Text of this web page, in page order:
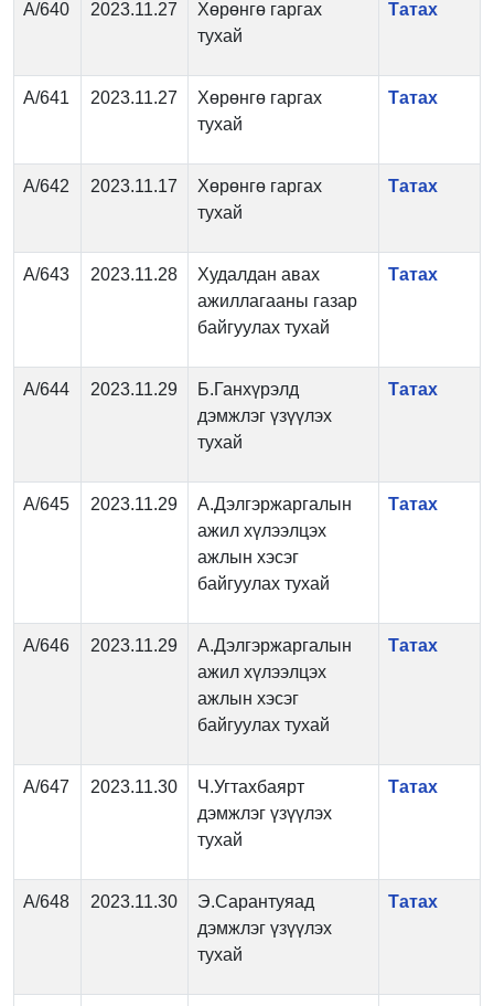
А/640 2023.11.27
Хөрөнгө гаргах
тухай
Татах
А/641 2023.11.27
Хөрөнгө гаргах
тухай
Татах
А/642 2023.11.17
Хөрөнгө гаргах
тухай
Татах
А/643 2023.11.28
Худалдан авах
ажиллагааны газар
байгуулах тухай
Татах
А/644 2023.11.29
Б.Ганхүрэлд
дэмжлэг үзүүлэх
тухай
Татах
А/645 2023.11.29
А.Дэлгэржаргалын
ажил хүлээлцэх
ажлын хэсэг
байгуулах тухай
Татах
А/646 2023.11.29
А.Дэлгэржаргалын
ажил хүлээлцэх
ажлын хэсэг
байгуулах тухай
Татах
А/647 2023.11.30
Ч.Угтахбаярт
дэмжлэг үзүүлэх
тухай
Татах
А/648 2023.11.30
Э.Сарантуяад
дэмжлэг үзүүлэх
тухай
Татах